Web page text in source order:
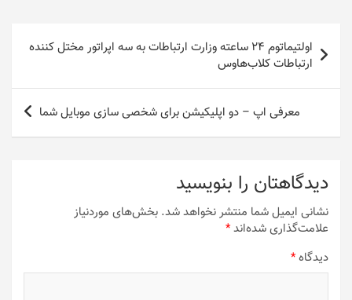
راهبری
نوشته
اولتیماتوم ۲۴ ساعته وزارت ارتباطات به سه اپراتور مختل کننده
ارتباطات کلاب‌هاوس
معرفی اپ – دو اپلیکیشن برای شخصی سازی موبایل شما
دیدگاهتان را بنویسید
نشانی ایمیل شما منتشر نخواهد شد. بخش‌های موردنیاز
علامت‌گذاری شده‌اند*
دیدگاه*